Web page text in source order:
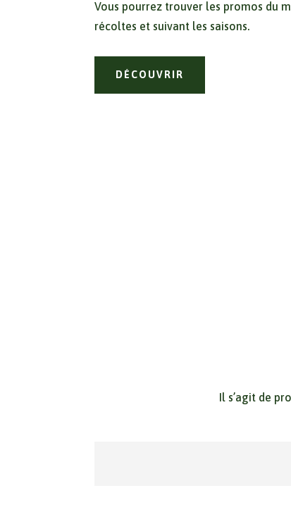
Vous pourrez trouver les promos du
récoltes et suivant les saisons.
DÉCOUVRIR
Il s’agit de